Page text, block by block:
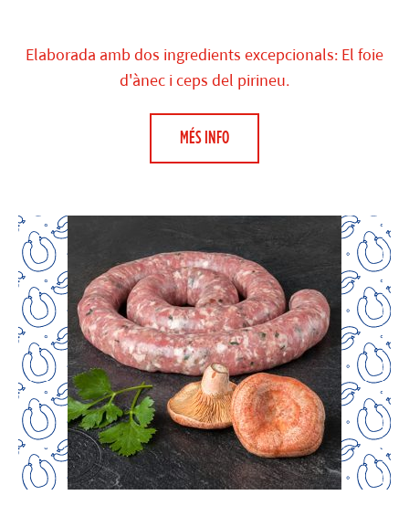
Elaborada amb dos ingredients excepcionals: El foie
d'ànec i ceps del pirineu.
MÉS INFO